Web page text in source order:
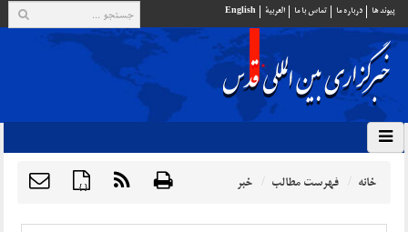
پيوند ها درباره ما تماس با ما العربية English
{ } خانه فهرست مطالب خبر